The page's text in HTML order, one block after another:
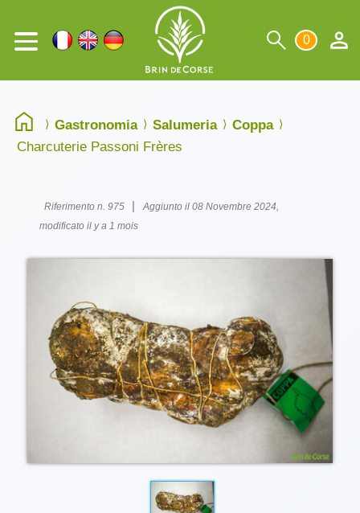
0
Gastronomia Salumeria
Coppa
Charcuterie Passoni Frères
Riferimento n. 975 |
Aggiunto il 08 Novembre 2024,
modificato il y a 1 mois